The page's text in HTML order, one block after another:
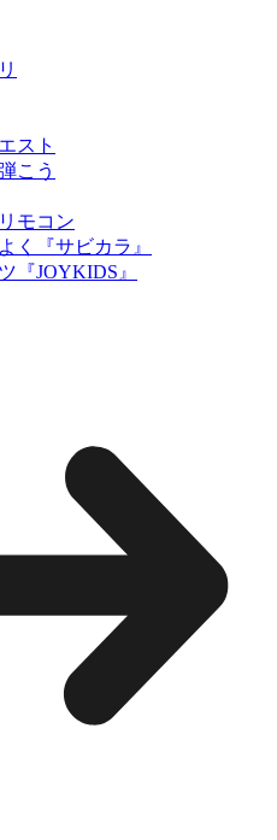
スト
こう
モコン
く『サビカラ』
『JOYKIDS』